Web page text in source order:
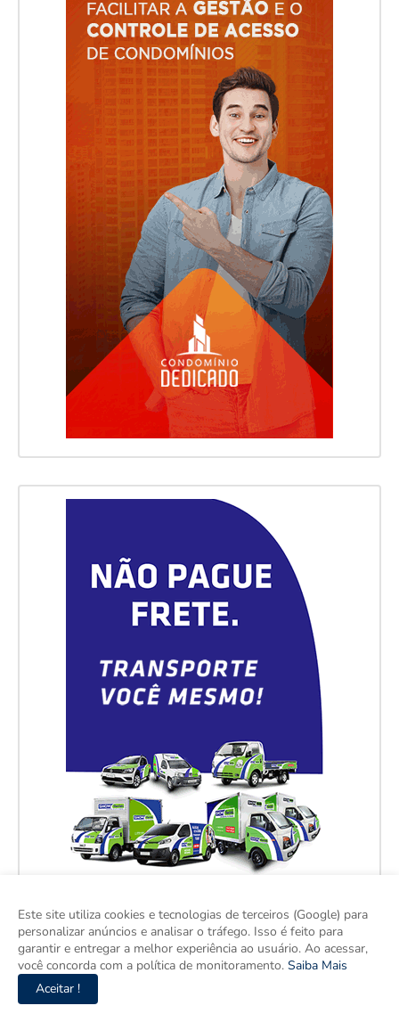
Este site utiliza cookies e tecnologias de terceiros (Google) para
personalizar anúncios e analisar o tráfego. Isso é feito para
garantir e entregar a melhor experiência ao usuário. Ao acessar,
você concorda com a política de monitoramento. Saiba Mais
Aceitar !